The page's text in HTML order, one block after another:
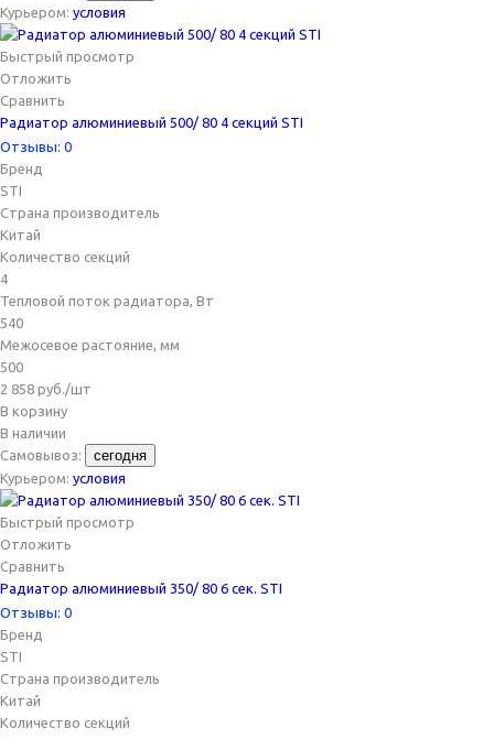
Курьером: условия
Быстрый просмотр
Отложить
Сравнить
Радиатор алюминиевый 500/ 80 4 секций STI
Отзывы: 0
Бренд
STI
Страна производитель
Китай
Количество секций
4
Тепловой поток радиатора, Вт
540
Межосевое растояние, мм
500
2 858 руб./шт
В корзину
В наличии
Самовывоз:
сегодня
Курьером: условия
Быстрый просмотр
Отложить
Сравнить
Радиатор алюминиевый 350/ 80 6 сек. STI
Отзывы: 0
Бренд
STI
Страна производитель
Китай
Количество секций